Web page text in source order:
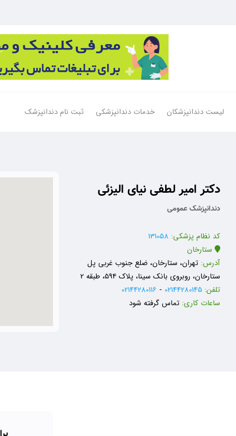
لیست دندانپزشکان خدمات دندانپزشکی ثبت نام دندانپزشک
دکتر امیر لطفی نیای الیزئی
دندانپزشک عمومی
کد نظام پزشکی: 131058
ستارخان
آدرس: تهران، ستارخان، ضلع جنوب غربی پل
ستارخان، روبروی بانک سینا، پلاک 594، طبقه 2
تلفن: 02144280145
-
02144280116
ساعات کاری: تماس گرفته شود